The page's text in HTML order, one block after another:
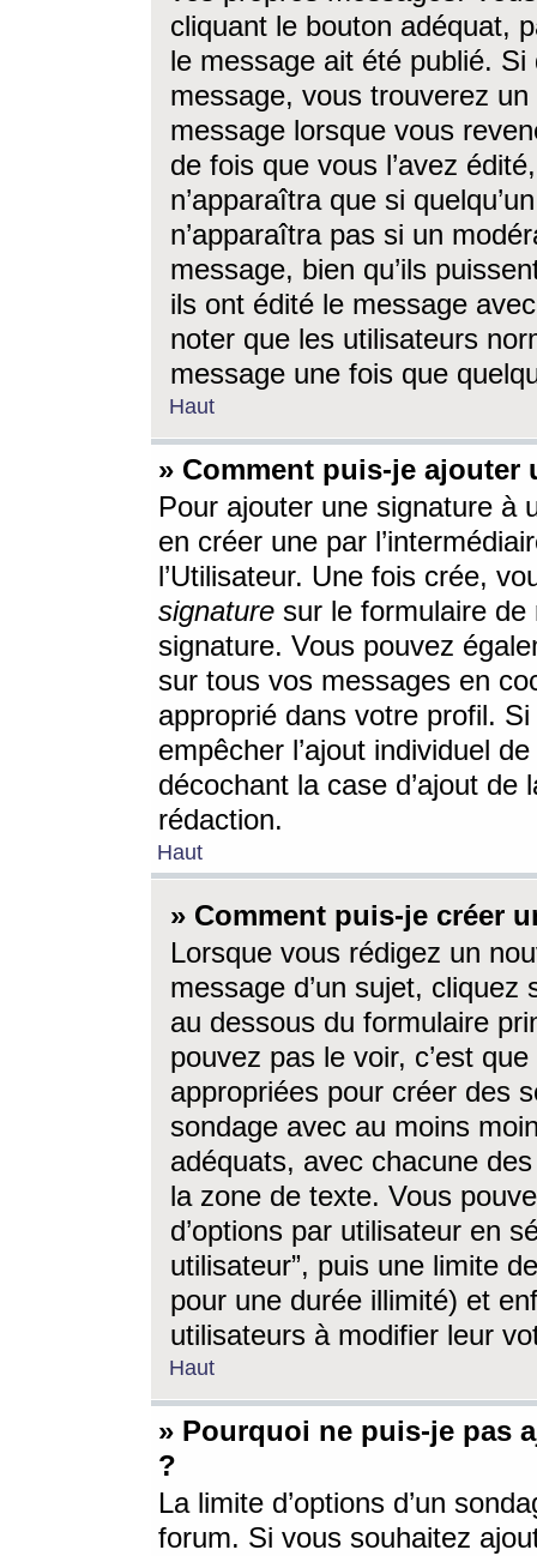
cliquant le bouton adéquat,
le message ait été publié. Si
message, vous trouverez
message lorsque vous
de fois que vous l’avez
n’apparaîtra que si
n’apparaîtra pas si un
message, bien qu’ils
ils ont édité le message
noter que les utilisateurs
message une fois que
Haut
» Comment puis-je ajouter
Pour ajouter une signature à
en créer une par
l’Utilisateur. Une fois crée,
signature sur le formulaire de
signature. Vous pouvez
sur tous vos messages en
approprié dans votre profil.
empêcher l’ajout individuel
décochant la case d’ajout
rédaction.
Haut
» Comment puis-je créer
Lorsque vous rédigez un
message d’un sujet, cliquez
au dessous du formulaire
pouvez pas le voir, c’est
appropriées pour créer des
sondage avec au moins
adéquats, avec chacune
la zone de texte. Vous
d’options par utilisateur en
utilisateur”, puis une limite
pour une durée illimité) et
utilisateurs à modifier leur
Haut
» Pourquoi ne puis-je pas
?
La limite d’options d’un
forum. Si vous souhaitez